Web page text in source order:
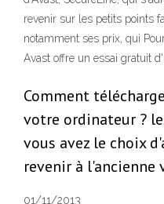
revenir sur les petits points
notamment ses prix, qui
Avast offre un essai gratuit
Comment
votre ordinateur ?
vous avez le choix
revenir à l'ancienne
01/11/2013